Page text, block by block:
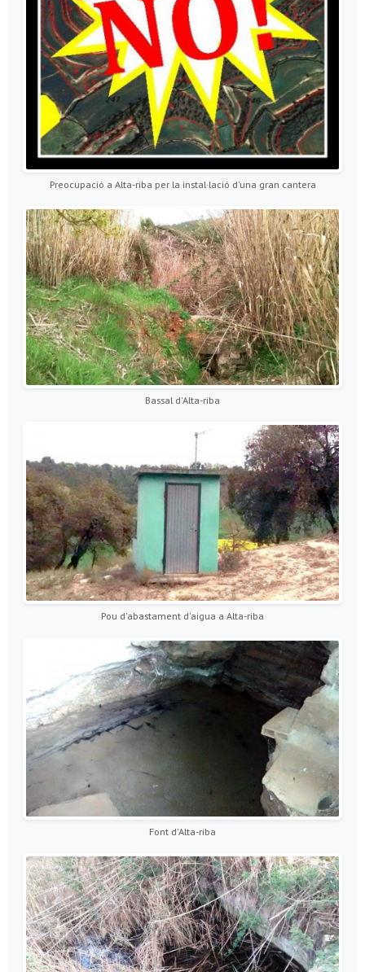
Preocupació a Alta-riba per la instal·lació d'una gran cantera
Bassal d'Alta-riba
Pou d'abastament d'aigua a Alta-riba
Font d'Alta-riba